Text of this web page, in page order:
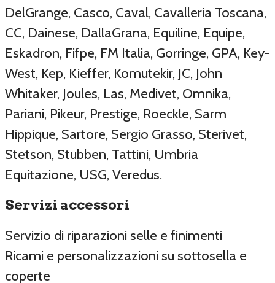
DelGrange, Casco, Caval, Cavalleria Toscana,
CC, Dainese, DallaGrana, Equiline, Equipe,
Eskadron, Fifpe, FM Italia, Gorringe, GPA, Key-
West, Kep, Kieffer, Komutekir, JC, John
Whitaker, Joules, Las, Medivet, Omnika,
Pariani, Pikeur, Prestige, Roeckle, Sarm
Hippique, Sartore, Sergio Grasso, Sterivet,
Stetson, Stubben, Tattini, Umbria
Equitazione, USG, Veredus.
Servizi accessori
Servizio di riparazioni selle e finimenti
Ricami e personalizzazioni su sottosella e
coperte